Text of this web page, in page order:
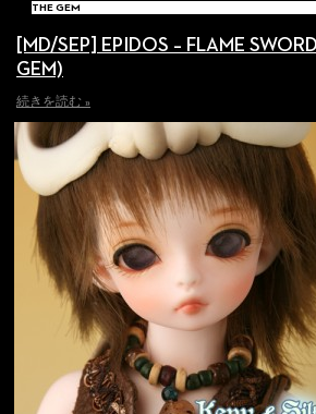
THE GEM
[MD/SEP] EPIDOS – FLAME
GEM)
続きを読む »